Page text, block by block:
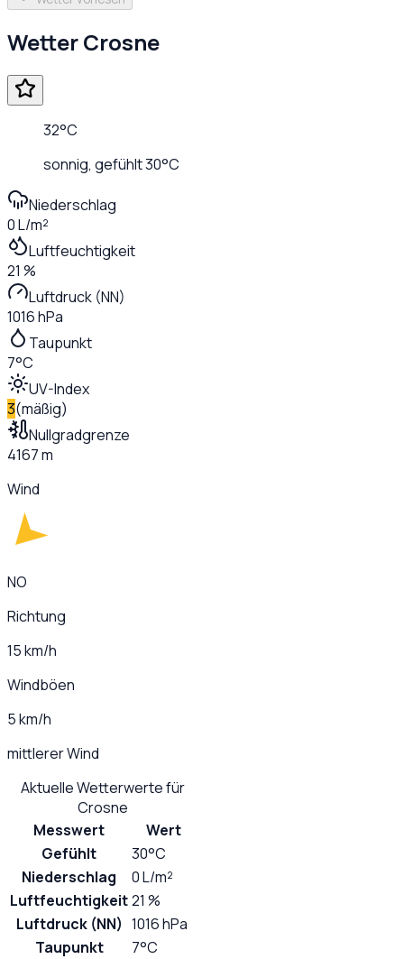
WetterCrosne
32°C
sonnig, gefühlt30°C
Niederschlag
0 L/m²
Luftfeuchtigkeit
21 %
Luftdruck (NN)
1016 hPa
Taupunkt
7°C
UV-Index
3(mäßig)
Nullgradgrenze
4167 m
Wind
NO
Richtung
15 km/h
Windböen
5 km/h
mittlerer Wind
Aktuelle Wetterwerte für
Crosne
Messwert
Wert
Gefühlt
30°C
Niederschlag
0 L/m²
Luftfeuchtigkeit21 %
Luftdruck (NN) 1016 hPa
Taupunkt
7°C